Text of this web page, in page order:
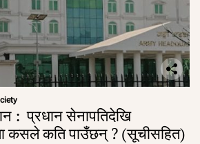
: प्रधान सेनापतिदेखि
कसले कति पाउँछन् ? (सूचीसहित)